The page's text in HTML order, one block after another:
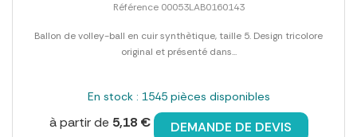
Référence 00053LAB0160143
Ballon de volley-ball en cuir synthètique, taille 5. Design tricolore
original et présenté dans...
En stock : 1545 pièces disponibles
à partir de 5,18 € DEMANDE DE DEVIS